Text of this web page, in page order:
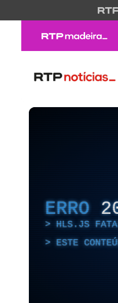
ERRO
HLS.JS
ESTE